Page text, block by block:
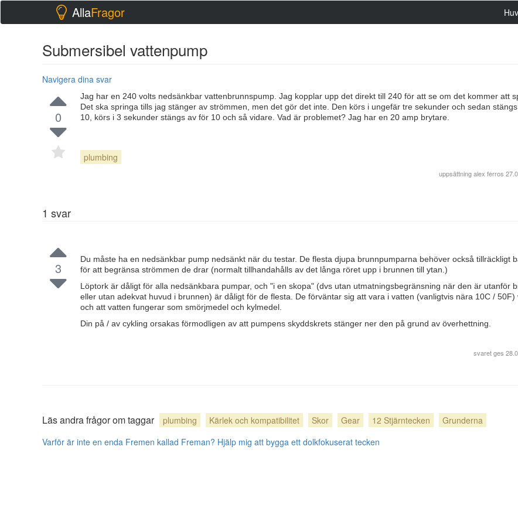
AllaFragor
Submersibel vattenpump
Navigera dina svar
0
Jag har en 240 volts nedsänkbar vattenbrunnspump. Jag kopplar upp det direkt till 240 för att se om det kommer att
Det ska springa tills jag stänger av strömmen, men det gör det inte. Den körs i ungefär tre sekunder och sedan
10, körs i 3 sekunder stängs av för 10 och så vidare. Vad är problemet? Jag har en 20 amp brytare.
plumbing
uppsättningalex ferros
1 svar
3
Du måste ha en nedsänkbar pump nedsänkt när du testar. De flesta djupa brunnpumparna behöver också tillräckligt
för att begränsa strömmen de drar (normalt tillhandahålls av det långa röret upp i brunnen till ytan.)
Löptork är dåligt för alla nedsänkbara pumpar, och "i en skopa" (dvs utan utmatningsbegränsning när den är utanför
eller utan adekvat huvud i brunnen) är dåligt för de flesta. De förväntar sig att vara i vatten (vanligtvis nära 10C / 50F)
och att vatten fungerar som smörjmedel och kylmedel.
Din på / av cykling orsakas förmodligen av att pumpens skyddskrets stänger ner den på grund av överhettning.
svaret ges
Läs andra frågor om taggar plumbing Kärlek och kompatibilitet Skor Gear 12 Stjärntecken
Grunderna
Varför är inte en enda Fremen kallad Freman? Hjälp mig att bygga ett dolkfokuserat tecken